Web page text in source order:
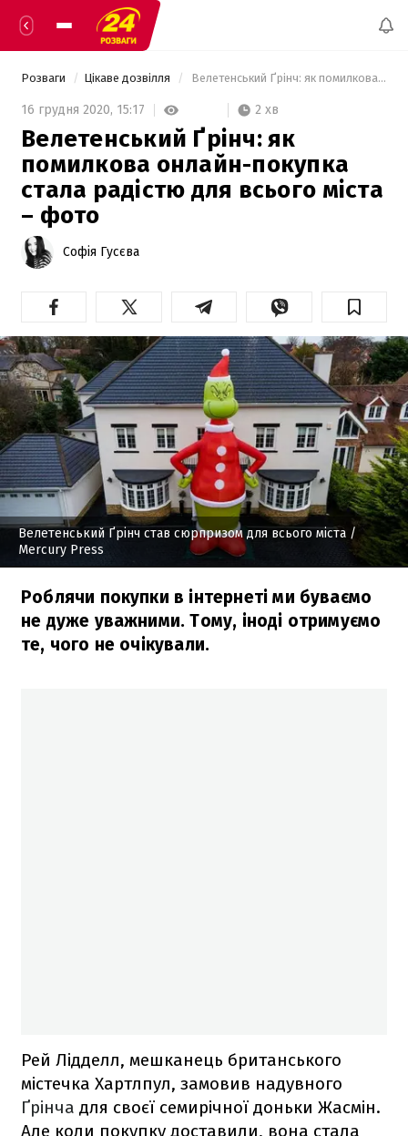
Розваги Цікаве дозвілля Велетенський Ґрінч: як помилкова онлайн-покупка стала радістю для всього міста – фото
16 грудня 2020, 15:17 2 хв
Велетенський Ґрінч: як
помилкова онлайн-покупка
стала радістю для всього міста
– фото
Софія Гусєва
Велетенський Ґрінч став сюрпризом для всього міста /
Mercury Press
Роблячи покупки в інтернеті ми буваємо
не дуже уважними. Тому, іноді отримуємо
те, чого не очікували.
Рей Лідделл, мешканець британського
містечка Хартлпул, замовив надувного
Ґрінча для своєї семирічної доньки Жасмін.
Але коли покупку доставили, вона стала